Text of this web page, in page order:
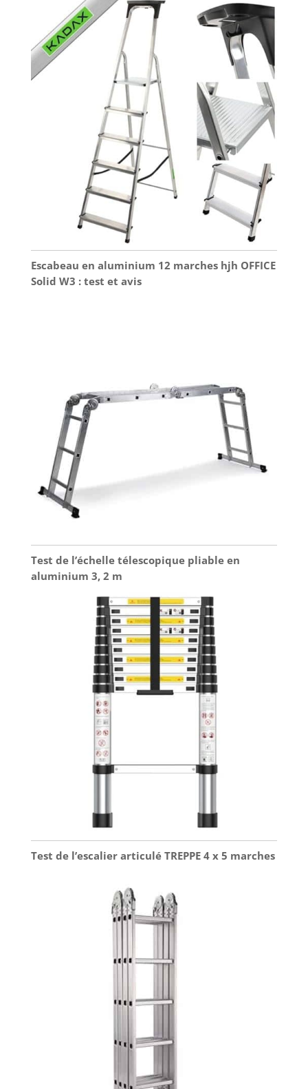
Escabeau en aluminium 12 marches hjh OFFICE
Solid W3 : test et avis
Test de l’échelle télescopique pliable en
aluminium 3, 2 m
Test de l’escalier articulé TREPPE 4 x 5 marches